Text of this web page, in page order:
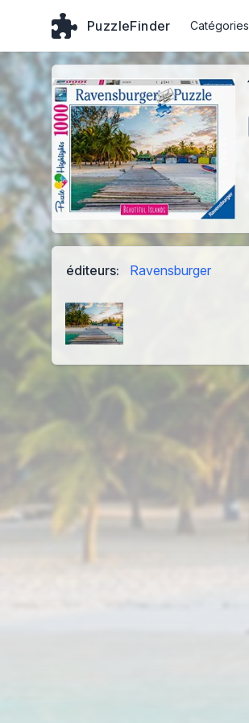
PuzzleFinder Catégories
éditeurs: Ravensburger